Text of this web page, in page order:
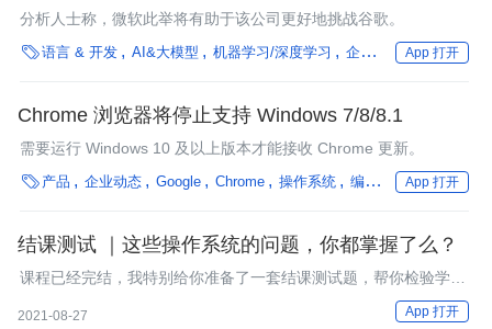
到任务栏中，可快速访问 AI 聊天功能
分析人士称，微软此举将有助于该公司更好地挑战谷歌。
语言 & 开发 AI&大模型 机器学习/深度学习 企业动态 自然语言处
App 打开
Chrome 浏览器将停止支持 Windows 7/8/8.1
需要运行 Windows 10 及以上版本才能接收 Chrome 更新。
 产品 企业动态 Google Chrome 操作系统 编程语言 App 打开
结课测试 ｜这些操作系统的问题，你都掌握了么？
课程已经完结，我特别给你准备了一套结课测试题，帮你检验学习
2021-08-27 App 打开